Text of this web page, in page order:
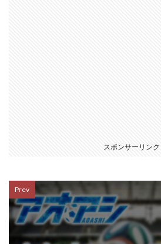
スポンサーリンク
Prev